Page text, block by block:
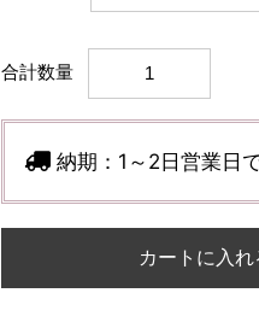
合計数量
納期： 1～2日営業日
カートに入れ